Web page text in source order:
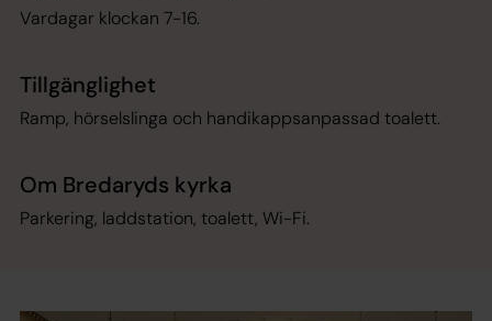
Vardagar klockan 7-16.
Tillgänglighet
Ramp, hörselslinga och handikappsanpassad toalett.
Om Bredaryds kyrka
Parkering, laddstation, toalett, Wi-Fi.